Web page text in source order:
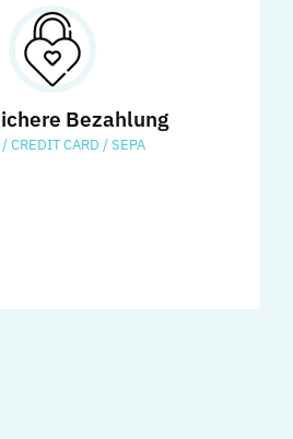
Bezahlung
/ CREDIT CARD / SEPA